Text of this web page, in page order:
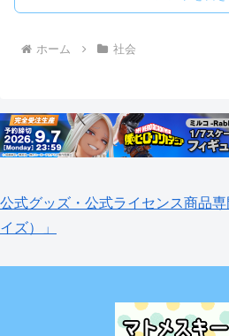
ホーム 社会
公式グッズ・公式ライセンス商品
イズ）」